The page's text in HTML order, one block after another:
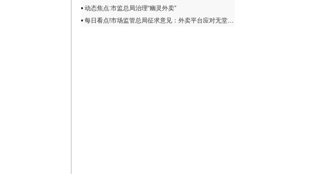
• 动态焦点:市监总局治理“幽灵外卖”
• 每日看点!市场监管总局征求意见：外卖平台应对无堂食商家加专属标识